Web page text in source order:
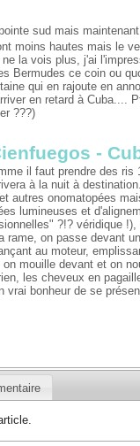
sud mais
moins hautes mais le
la vois plus, j'ai
Bermudes ce coin ou
qui en rajoute en
en retard à
???)
-
il faut prendre des
à la nuit à
autres onomatopées
lumineuses et
?!? véridique
rame, on passe devant
au moteur,
mouille devant et on
les cheveux en
vrai bonheur de se